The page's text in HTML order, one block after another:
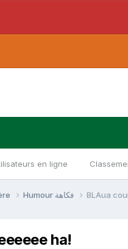
en ligne
BLAua
ha!